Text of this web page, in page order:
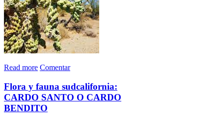
Read more Comentar
Flora y fauna sudcalifornia:
CARDO SANTO O CARDO
BENDITO